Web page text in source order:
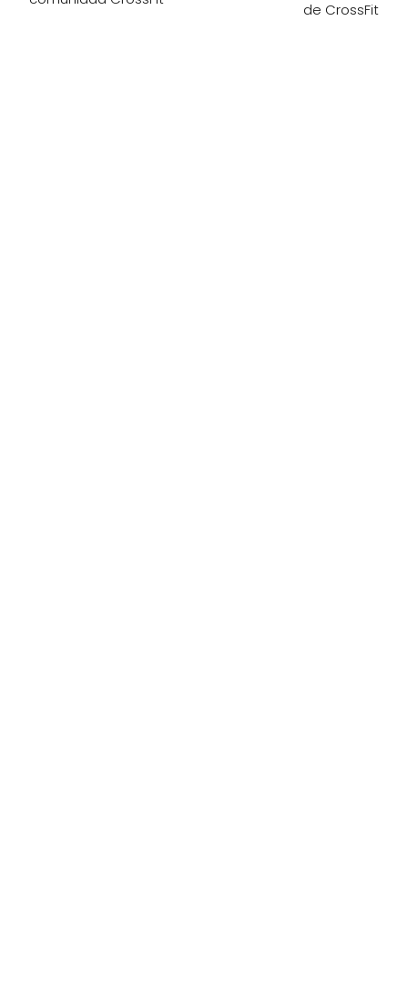
de CrossFit